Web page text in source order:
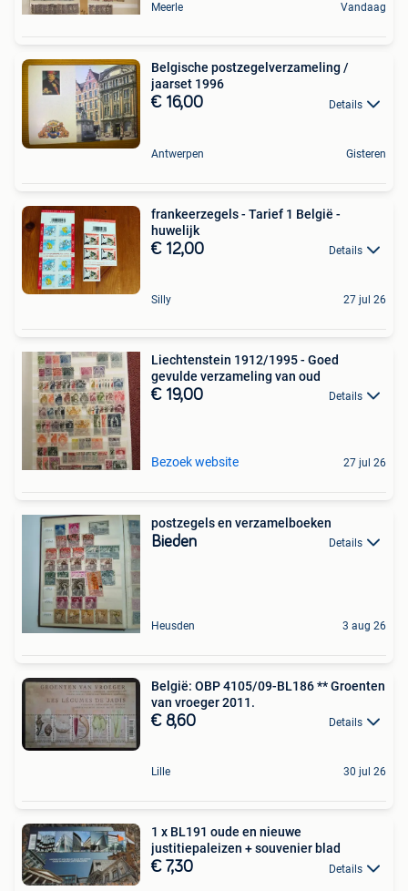
Meerle Vandaag
Belgische postzegelverzameling /
jaarset 1996
€ 16,00 Details
Antwerpen Gisteren
frankeerzegels - Tarief 1 België -
huwelijk
€ 12,00 Details
Silly 27 jul 26
Liechtenstein 1912/1995 - Goed
gevulde verzameling van oud
€ 19,00 Details
Bezoek website 27 jul 26
postzegels en verzamelboeken
Bieden Details
Heusden 3 aug 26
België: OBP 4105/09-BL186 ** Groenten
van vroeger 2011.
€ 8,60 Details
Lille 30 jul 26
1 x BL191 oude en nieuwe
justitiepaleizen + souvenier blad
€ 7,30 Details